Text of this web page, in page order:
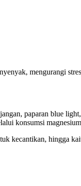
mengurangi
paparan blue
konsumsi
kecantikan, hingga